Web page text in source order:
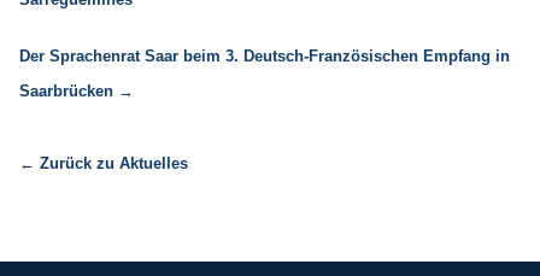
Der Sprachenrat Saar beim 3. Deutsch-Französischen Empfang in
Saarbrücken →
← Zurück zu Aktuelles